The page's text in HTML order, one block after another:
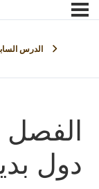
الدرس
الفصل
دول